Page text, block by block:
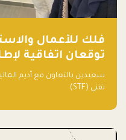
فلك للأعمال
توقعان اتفاقية
جريء تقني (STF) - مشغل من قبل فـلك
سعيدين بالتعاون مع أديم
تقني (STF)